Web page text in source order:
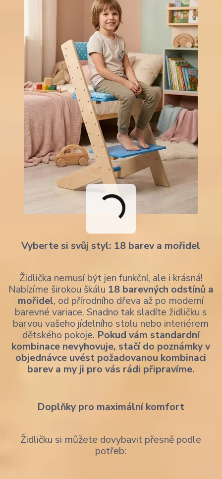
Vyberte si svůj styl: 18 barev a mořidel
Židlička nemusí být jen funkční, ale i krásná!
Nabízíme širokou škálu 18 barevných odstínů a
mořidel, od přírodního dřeva až po moderní
barevné variace. Snadno tak sladíte židličku s
barvou vašeho jídelního stolu nebo interiérem
dětského pokoje. Pokud vám standardní
kombinace nevyhovuje, stačí do poznámky v
objednávce uvést požadovanou kombinaci
barev a my ji pro vás rádi připravíme.
Doplňky pro maximální komfort
Židličku si můžete dovybavit přesně podle
potřeb: